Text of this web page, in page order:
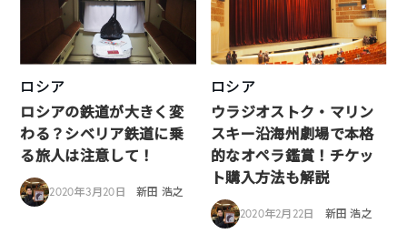
ロシア
ロシアの鉄道が大きく変
わる？シベリア鉄道に乗
る旅人は注意して！
2020年3月20日 新田 浩之
ロシア
ウラジオストク・マリン
スキー沿海州劇場で本格
的なオペラ鑑賞！チケッ
ト購入方法も解説
2020年2月22日 新田 浩之